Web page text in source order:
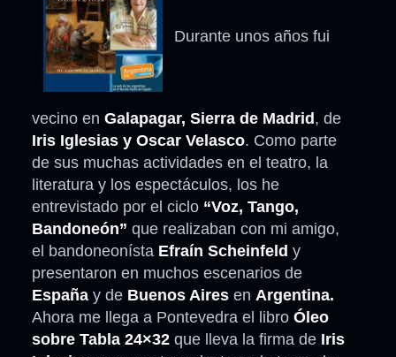
Durante unos años fui
vecino en Galapagar, Sierra de Madrid, de
Iris Iglesias y Oscar Velasco. Como parte
de sus muchas actividades en el teatro, la
literatura y los espectáculos, los he
entrevistado por el ciclo “Voz, Tango,
Bandoneón” que realizaban con mi amigo,
el bandoneonísta Efraín Scheinfeld y
presentaron en muchos escenarios de
España y de Buenos Aires en Argentina.
Ahora me llega a Pontevedra el libro Óleo
sobre Tabla 24×32 que lleva la firma de Iris